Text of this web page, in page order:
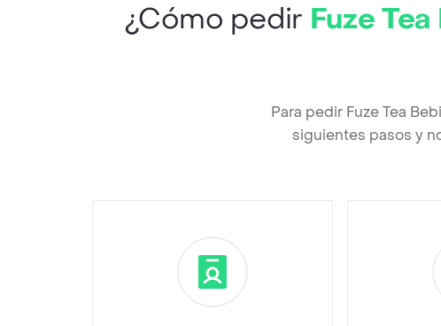
¿Cómo pedir Fuze
Para pedir Fuze Tea
siguientes pasos y